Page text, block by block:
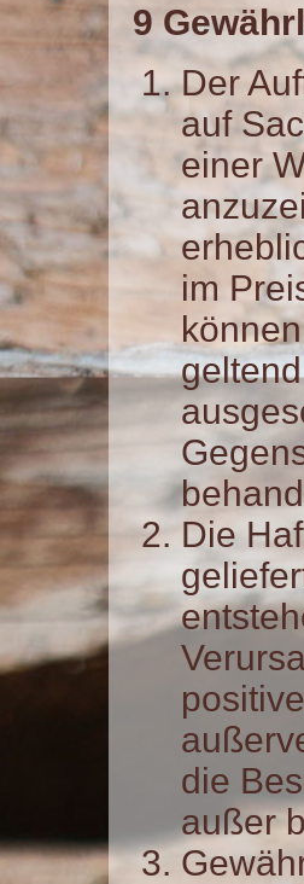
9
Der
auf
einer
im
Die
die
außer